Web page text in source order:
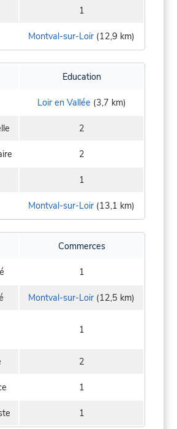
1
Montval-sur-Loir (12,9 km)
Education
Loir en Vallée (3,7 km)
2
2
1
Montval-sur-Loir (13,1 km)
Commerces
1
Montval-sur-Loir (12,5 km)
1
2
1
1